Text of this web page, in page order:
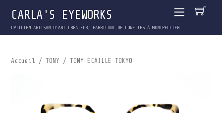
CARLA'S EYEWORKS
OPTICIEN ARTISAN D'ART CRÉATEUR, FABRICANT DE LUNETTES À MONTPELLIER
Accueil / TONY / TONY ECAILLE TOKYO